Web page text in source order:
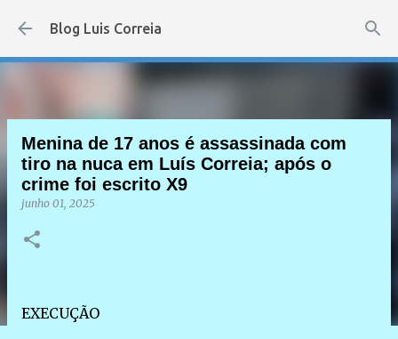
Pular para o conteúdo principal
Blog Luis Correia
Menina de 17 anos é assassinada com
tiro na nuca em Luís Correia; após o
crime foi escrito X9
junho 01, 2025
EXECUÇÃO